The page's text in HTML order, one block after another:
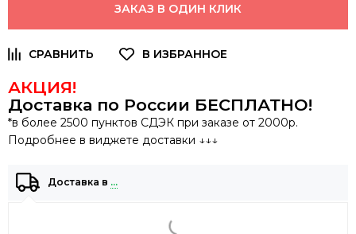
ЗАКАЗ В ОДИН КЛИК
АКЦИЯ!
Доставка по России БЕСПЛАТНО!
*в более 2500 пунктов СДЭК при заказе от 2000р.
Подробнее в виджете доставки ↓↓↓
Доставка в …